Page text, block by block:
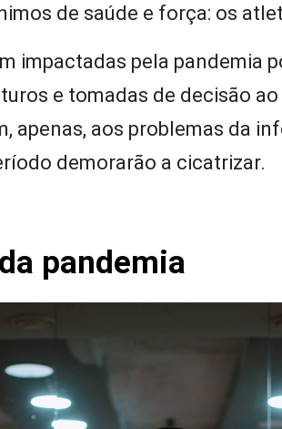
de saúde e força: os
impactadas pela pandemia
e tomadas de decisão
apenas, aos problemas da
demorarão a cicatrizar.
pandemia